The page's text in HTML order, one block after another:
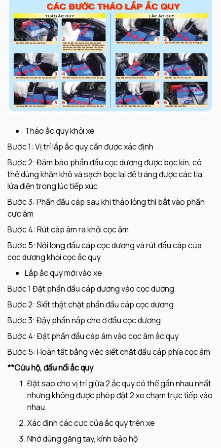
Tháo ắc quy khỏi xe
Bước 1: Vị trí lắp ắc quy cần được xác định
Bước 2: Đảm bảo phần đầu cọc dương được bọc kín, có
thể dùng khăn khô và sạch bọc lại để tráng được các tia
lửa điện trong lúc tiếp xúc
Bước 3: Phần đầu cáp sau khi tháo lỏng thì bắt vào phần
cực âm
Bước 4: Rút cáp âm ra khỏi cọc âm
Bước 5: Nới lỏng đầu cáp cọc dương và rút đầu cáp của
cọc dương khỏi cọc ắc quy
Lắp ắc quy mới vào xe
Bước 1 Đặt phần đầu cáp dương vào cọc dương
Bước 2: Siết thật chặt phần đầu cáp cọc dương
Bước 3: Đậy phần nắp che ở đầu cọc dương
Bước 4: Đặt phần đầu cáp âm vào cọc âm ắc quy
Bước 5: Hoàn tất bằng việc siết chặt đầu cáp phía cọc âm
**Cứu hộ, đấu nối ắc quy
Đặt sao cho vị trí giữa 2 ắc quy có thể gần nhau nhất
nhưng không được phép đặt 2 xe chạm trực tiếp vào
nhau.
Xác định các cực của ắc quy trên xe
Nhớ dùng găng tay, kính bảo hộ